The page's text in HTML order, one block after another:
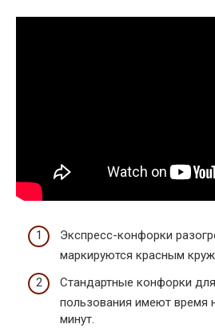
Экспресс-конфорки
маркируются красным
Стандартные конфорки
пользования имеют время
минут.